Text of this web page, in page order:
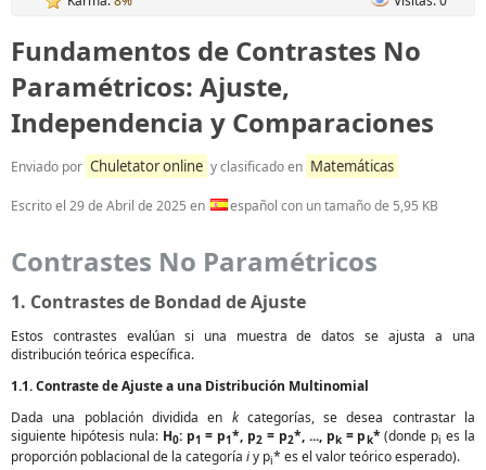
Fundamentos de Contrastes No
Paramétricos: Ajuste,
Independencia y Comparaciones
Enviado por Chuletator online y clasificado en Matemáticas
Escrito el 29 de Abril de 2025 en español con un tamaño de 5,95 KB
Contrastes No Paramétricos
1. Contrastes de Bondad de Ajuste
Estos contrastes evalúan si una muestra de datos se ajusta a una
distribución teórica específica.
1.1. Contraste de Ajuste a una Distribución Multinomial
Dada una población dividida en kcategorías, se desea contrastar la
siguiente hipótesis nula: H0: p1 = p1*, p2 = p2*, ..., pk= pk* (donde pi es la
proporción poblacional de la categoría iy pi* es el valor teórico esperado).